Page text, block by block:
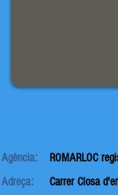
Agència: ROMARLOC
Adreça:
Carrer Closa